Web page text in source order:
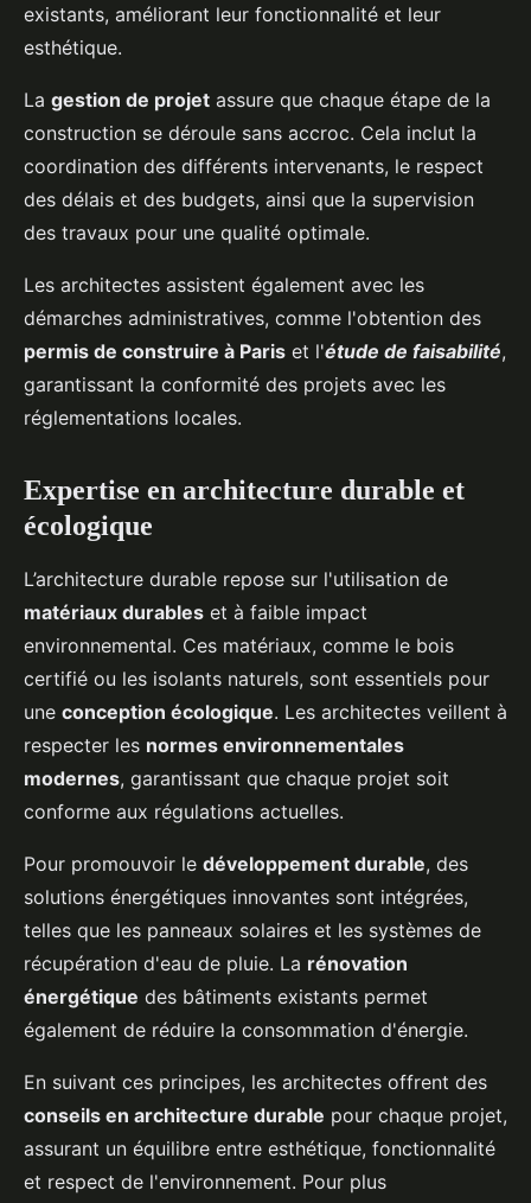
existants, améliorant leur fonctionnalité et leur
esthétique.
La gestion de projet assure que chaque étape de la
construction se déroule sans accroc. Cela inclut la
coordination des différents intervenants, le respect
des délais et des budgets, ainsi que la supervision
des travaux pour une qualité optimale.
Les architectes assistent également avec les
démarches administratives, comme l'obtention des
permis de construire à Paris et l'étude de faisabilité,
garantissant la conformité des projets avec les
réglementations locales.
Expertise en architecture durable et
écologique
L’architecture durable repose sur l'utilisation de
matériaux durables et à faible impact
environnemental. Ces matériaux, comme le bois
certifié ou les isolants naturels, sont essentiels pour
une conception écologique. Les architectes veillent à
respecter les normes environnementales
modernes, garantissant que chaque projet soit
conforme aux régulations actuelles.
Pour promouvoir le développement durable, des
solutions énergétiques innovantes sont intégrées,
telles que les panneaux solaires et les systèmes de
récupération d'eau de pluie. La rénovation
énergétique des bâtiments existants permet
également de réduire la consommation d'énergie.
En suivant ces principes, les architectes offrent des
conseils en architecture durable pour chaque projet,
assurant un équilibre entre esthétique, fonctionnalité
et respect de l'environnement. Pour plus